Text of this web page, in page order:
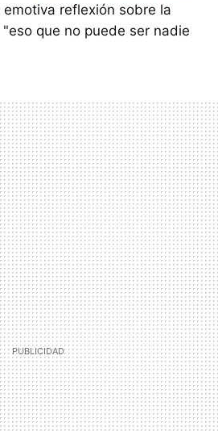
reflexión sobre la
que no puede ser nadie